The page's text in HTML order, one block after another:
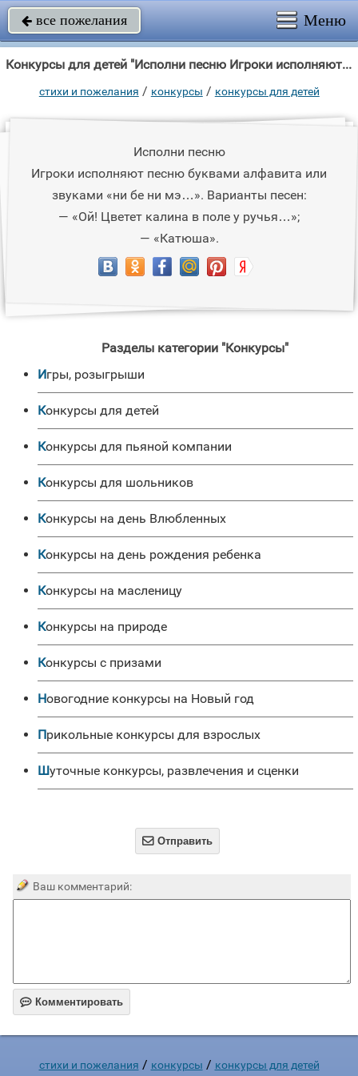
 все пожелания Меню
Конкурсы для детей "Исполни песню Игроки исполняют песню буквами алфавита или звуками «ни бе ни"
стихи и пожелания / конкурсы / конкурсы для детей
Исполни песню
Игроки исполняют песню буквами алфавита или
звуками «ни бе ни мэ…». Варианты песен:
— «Ой! Цветет калина в поле у ручья…»;
— «Катюша».
Разделы категории "Конкурсы"
Игры, розыгрыши
Конкурсы для детей
Конкурсы для пьяной компании
Конкурсы для шольников
Конкурсы на день Влюбленных
Конкурсы на день рождения ребенка
Конкурсы на масленицу
Конкурсы на природе
Конкурсы с призами
Новогодние конкурсы на Новый год
прикольные конкурсы для взрослых
Шуточные конкурсы, развлечения и сценки
 Отправить
Ваш комментарий:
 Комментировать
стихи и пожелания / конкурсы / конкурсы для детей